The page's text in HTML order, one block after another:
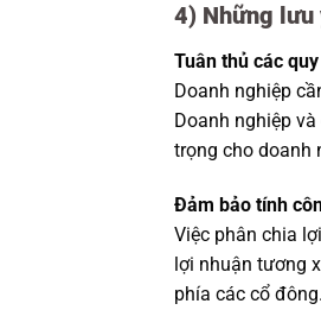
4) Những lưu
Tuân thủ các
Doanh nghiệp
Doanh nghiệp
trọng cho doanh
Đảm bảo tính
Việc phân chia
lợi nhuận tương
phía các cổ đông.